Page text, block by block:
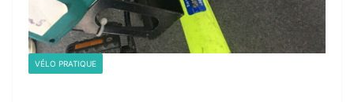
VÉLO PRATIQUE